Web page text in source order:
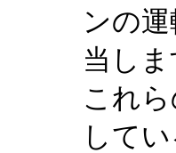
ンの
当しま
これ
して